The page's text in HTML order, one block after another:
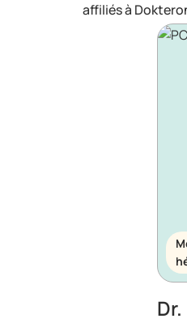
affiliés à